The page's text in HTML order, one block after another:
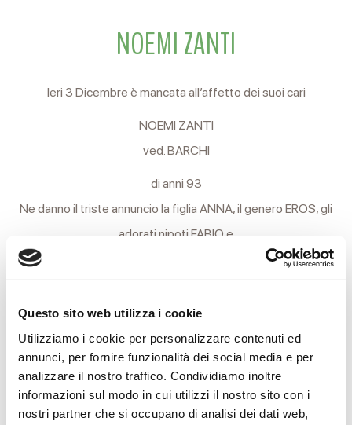
Questo sito web utilizza i cookie
Utilizziamo i cookie per personalizzare contenuti ed
annunci, per fornire funzionalità dei social media e per
analizzare il nostro traffico. Condividiamo inoltre
informazioni sul modo in cui utilizzi il nostro sito con i
nostri partner che si occupano di analisi dei dati web,
NOEMI ZANTI
Ieri 3 Dicembre è mancata all’affetto dei suoi cari
NOEMI ZANTI
ved. BARCHI
di anni 93
Ne danno il triste annuncio la figlia ANNA, il genero EROS, gli
adorati nipoti FABIO e
FEDERICA con ANDREA, il fratello, la sorella, la cara
I funerali si svolgeranno Sabato 5 Dicembre partendo alle
ore 14,30 dalle Camere Ardenti dell’Arcispedale S. Maria
Nuova per la Chiesa parrocchiale di Roncina.
Al termine della funzione religiosa si proseguirà per il